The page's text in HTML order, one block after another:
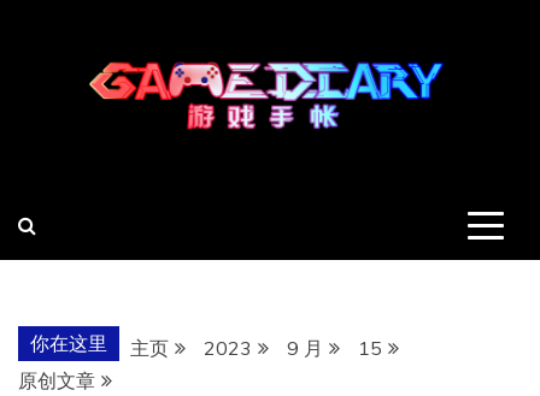
你在这里 主页 2023 9 月
15
原创文章